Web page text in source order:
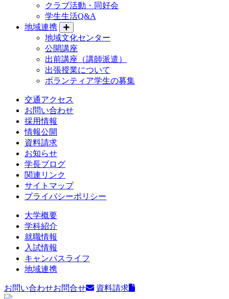
クラブ活動・同好会
学生生活Q&A
地域連携
地域文化センター
公開講座
出前講座（講師派遣）
出張授業について
ボランティア学生の募集
交通アクセス
お問い合わせ
採用情報
情報公開
資料請求
お知らせ
学長ブログ
関連リンク
サイトマップ
プライバシーポリシー
大学概要
学科紹介
就職情報
入試情報
キャンパスライフ
地域連携
お問い合わせお問合せ 資料請求